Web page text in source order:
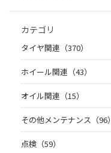
カテゴリ
タイヤ関連（370）
ホイール関連（43）
オイル関連（15）
その他メンテナンス（96）
点検（59）